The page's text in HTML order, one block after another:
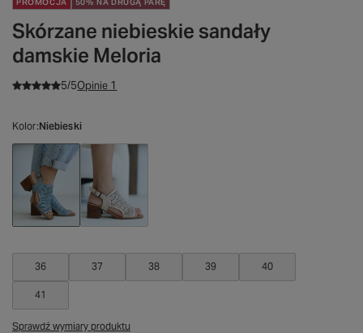
Skórzane niebieskie sandały
damskie Meloria
5/5Opinie 1
Kolor Niebieski
36 37 38 39 40
41
Sprawdź wymiary produktu